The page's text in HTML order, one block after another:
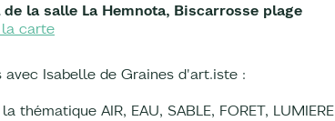
de la salle La Hemnota, Biscarrosse plage
la carte
Isabelle de Graines d'art.iste :
thématique AIR, EAU, SABLE, FORET, LUMIERE